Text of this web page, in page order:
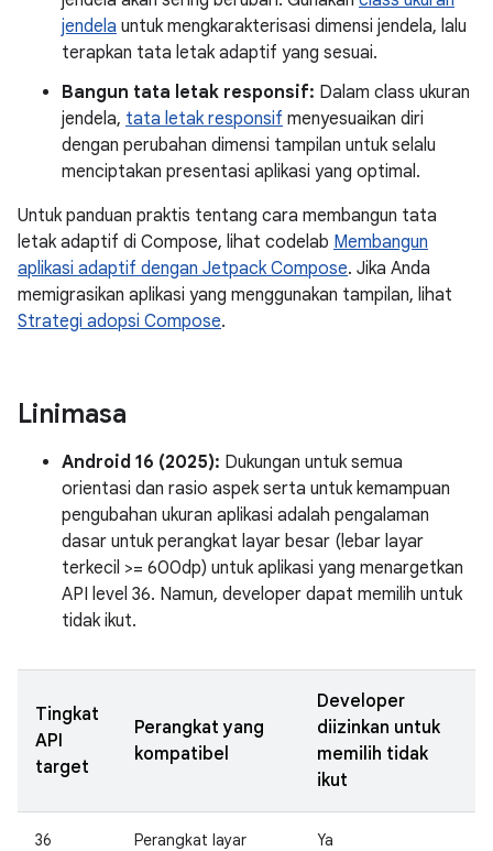
jendela untuk mengkarakterisasi dimensi jendela, lalu
terapkan tata letak adaptif yang sesuai.
Bangun tata letak responsif: Dalam class ukuran
jendela, tata letak responsif menyesuaikan diri
dengan perubahan dimensi tampilan untuk selalu
menciptakan presentasi aplikasi yang optimal.
Untuk panduan praktis tentang cara membangun tata
letak adaptif di Compose, lihat codelab Membangun
aplikasi adaptif dengan Jetpack Compose. Jika Anda
memigrasikan aplikasi yang menggunakan tampilan, lihat
Strategi adopsi Compose.
Linimasa
Android 16 (2025): Dukungan untuk semua
orientasi dan rasio aspek serta untuk kemampuan
pengubahan ukuran aplikasi adalah pengalaman
dasar untuk perangkat layar besar (lebar layar
terkecil >= 600dp) untuk aplikasi yang menargetkan
API level 36. Namun, developer dapat memilih untuk
tidak ikut.
Tingkat
API
target
Perangkat yang
kompatibel
Developer
diizinkan untuk
memilih tidak
ikut
36
Perangkat layar
Ya